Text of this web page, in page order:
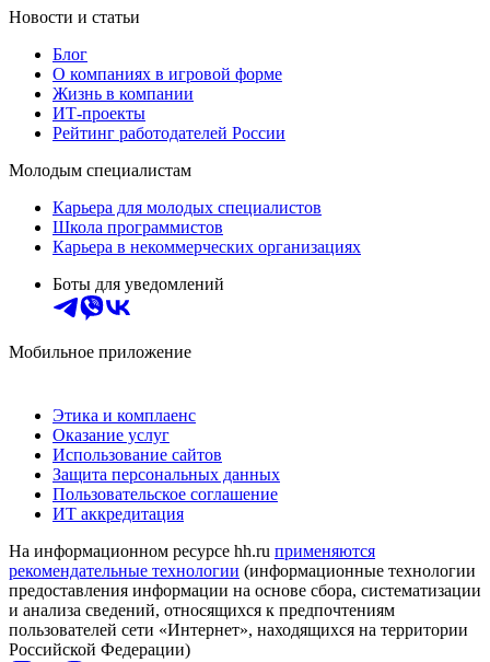
Новости и статьи
Блог
О компаниях в игровой форме
Жизнь в компании
ИТ-проекты
Рейтинг работодателей России
Молодым специалистам
Карьера для молодых специалистов
Школа программистов
Карьера в некоммерческих организациях
Боты для уведомлений
Мобильное приложение
Этика и комплаенс
Оказание услуг
Использование сайтов
Защита персональных данных
Пользовательское соглашение
ИТ аккредитация
На информационном ресурсе hh.ru применяются
рекомендательные технологии (информационные технологии
предоставления информации на основе сбора, систематизации
и анализа сведений, относящихся к предпочтениям
пользователей сети «Интернет», находящихся на территории
Российской Федерации)